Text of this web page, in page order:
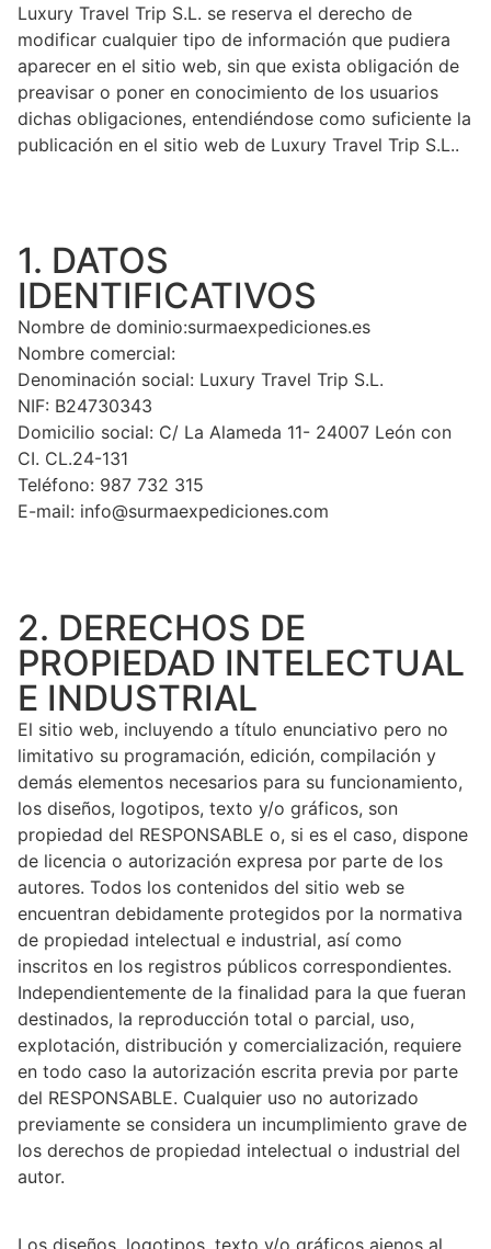
Luxury Travel Trip S.L. se reserva el derecho de
modificar cualquier tipo de información que pudiera
aparecer en el sitio web, sin que exista obligación de
preavisar o poner en conocimiento de los usuarios
dichas obligaciones, entendiéndose como suficiente la
publicación en el sitio web de Luxury Travel Trip S.L..
1. DATOS
IDENTIFICATIVOS
Nombre de dominio:surmaexpediciones.es
Nombre comercial:
Denominación social: Luxury Travel Trip S.L.
NIF: B24730343
Domicilio social: C/ La Alameda 11- 24007 León con
CI. CL.24-131
Teléfono: 987 732 315
E-mail: info@surmaexpediciones.com
2. DERECHOS DE
PROPIEDAD INTELECTUAL
E INDUSTRIAL
El sitio web, incluyendo a título enunciativo pero no
limitativo su programación, edición, compilación y
demás elementos necesarios para su funcionamiento,
los diseños, logotipos, texto y/o gráficos, son
propiedad del RESPONSABLE o, si es el caso, dispone
de licencia o autorización expresa por parte de los
autores. Todos los contenidos del sitio web se
encuentran debidamente protegidos por la normativa
de propiedad intelectual e industrial, así como
inscritos en los registros públicos correspondientes.
Independientemente de la finalidad para la que fueran
destinados, la reproducción total o parcial, uso,
explotación, distribución y comercialización, requiere
en todo caso la autorización escrita previa por parte
del RESPONSABLE. Cualquier uso no autorizado
previamente se considera un incumplimiento grave de
los derechos de propiedad intelectual o industrial del
autor.
Los diseños, logotipos, texto y/o gráficos ajenos al